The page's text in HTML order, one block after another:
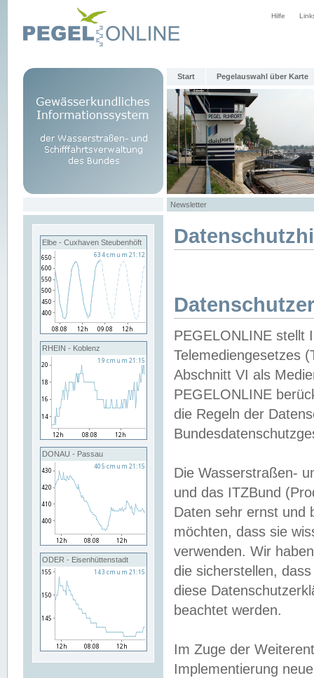
Hilfe
Start Pegelauswahl über Karte
Newsletter
Elbe - Cuxhaven Steubenhöft
RHEIN - Koblenz
DONAU - Passau
ODER - Eisenhüttenstadt
PEGELONLINE stellt
Telemediengesetzes
Abschnitt VI als
PEGELONLINE
die Regeln der
Die Wasserstraßen-
und das ITZBund
Daten sehr ernst und
möchten, dass sie
verwenden. Wir
die sicherstellen,
diese
beachtet werden.
Im Zuge der
Implementierung